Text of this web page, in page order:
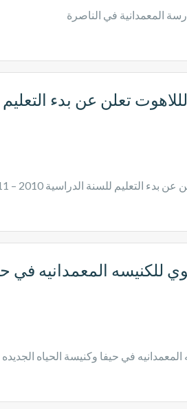
المعمدانية في الناصرة
التعليم للسنة الدراسية 2010 – 2011
للكنيسه المعمدانيه في
في حيفا وكنيسة الحياه